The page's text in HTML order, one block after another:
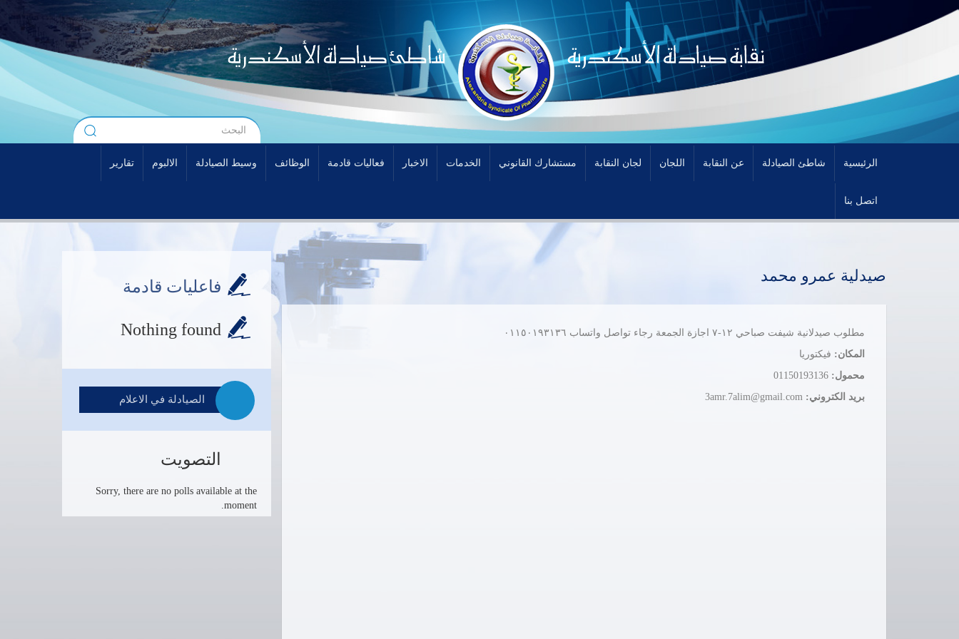
الرئيسية شاطئ الصيادلة عن النقابة اللجان لجان النقابة مستشارك القانوني الخدمات الاخبار فعاليات قادمة الوظائف وسيط الصيادلة الالبوم تقارير
اتصل بنا
صيدلية عمرو محمد
مطلوب صيدلانية شيفت صباحي ١٢-٧ اجازة الجمعة رجاء تواصل واتساب ٠١١٥٠١٩٣١٣٦
المكان: فيكتوريا
محمول:
بريد الكتروني:
فاعليات قادمة
Nothing found
الصيادلة في الاعلام
التصويت
Sorry, there are no polls available at the
moment.